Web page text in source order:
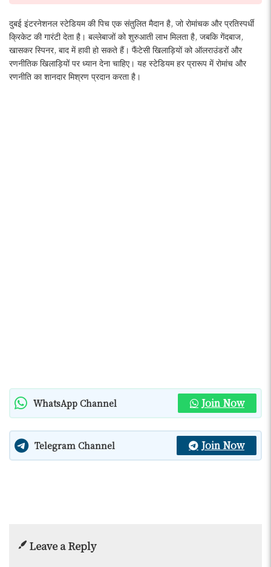
दुबई इंटरनेशनल स्टेडियम की पिच एक संतुलित मैदान है, जो रोमांचक और प्रतिस्पर्धी
क्रिकेट की गारंटी देता है। बल्लेबाजों को शुरुआती लाभ मिलता है, जबकि गेंदबाज,
खासकर स्पिनर, बाद में हावी हो सकते हैं। फैंटेसी खिलाड़ियों को ऑलराउंडरों और
रणनीतिक खिलाड़ियों पर ध्यान देना चाहिए। यह स्टेडियम हर प्रारूप में रोमांच और
रणनीति का शानदार मिश्रण प्रदान करता है।
WhatsApp Channel Join Now
Telegram Channel Join Now
Leave a Reply